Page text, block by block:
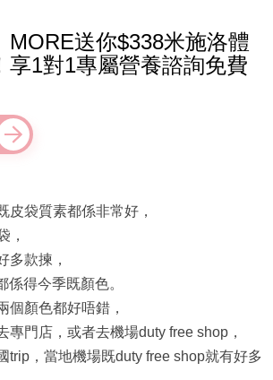
MORE送你$338米施洛體
享1對1專屬營養諮詢免費
皮袋質素都係非常好，
，
多款揀，
係得今季既顏色。
個顏色都好唔錯，
專門店，或者去機場duty free shop，
trip，當地機場既duty free shop就有好多